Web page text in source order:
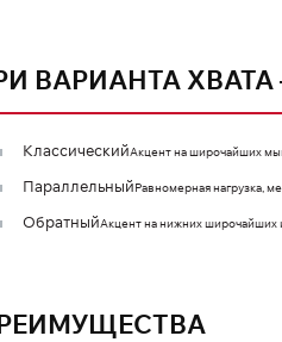
ВАРИАНТА
КлассическийАкцент на широчайших
ПараллельныйРавномерная нагрузка,
ОбратныйАкцент на нижних широчайших